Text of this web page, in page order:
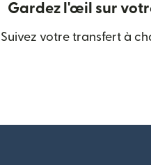
Gardez l'œil sur
Suivez votre transfert à